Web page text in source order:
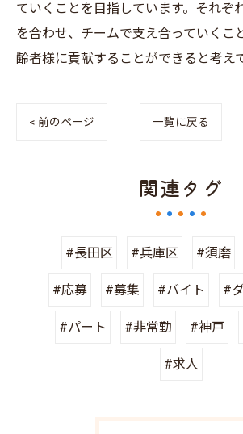
ていくことを目指しています。それぞ
を合わせ、チームで支え合っていくこ
齢者様に貢献することができると考え
< 前のページ 一覧に戻る
関連タグ
#長田区 #兵庫区 #須磨
#応募 #募集 #バイト #
#パート #非常勤 #神戸
#求人